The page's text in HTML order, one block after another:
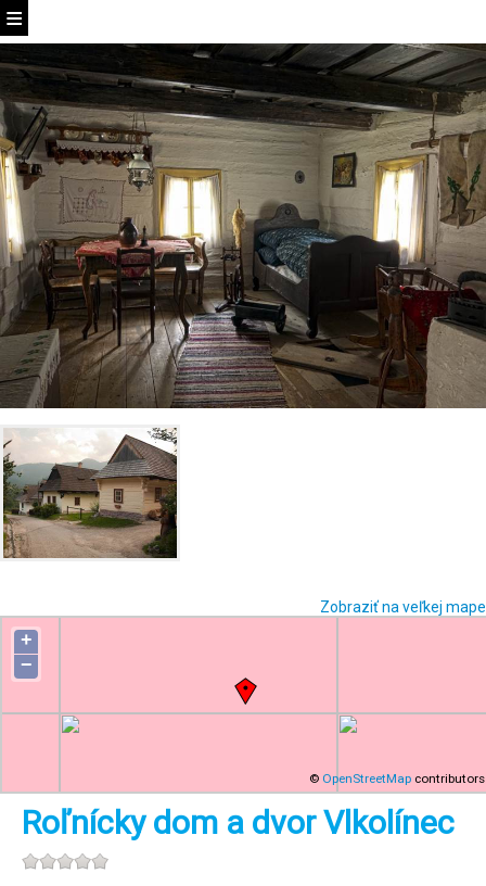
Zobraziť na veľkej mape
+
−
© OpenStreetMap contributors
Roľnícky dom a dvor Vlkolínec